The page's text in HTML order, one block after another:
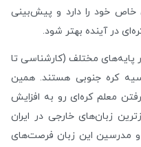
خاص خود را دارد و پیش‌بینی
در آینده بهتر شود.
پایه‌های مختلف (کارشناسی تا
کره جنوبی هستند. همین
معلم کره‌ای رو به افزایش
زبان‌های خارجی در ایران
و مدرسین این زبان فرصت‌های